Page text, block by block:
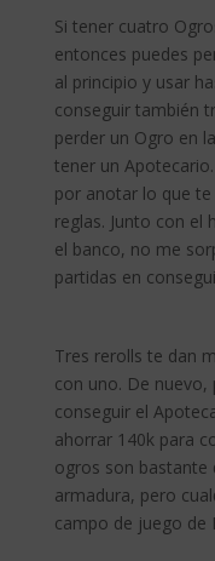
Si tener cuatro
entonces puedes
al principio y usar
conseguir también
perder un Ogro en
tener un
por anotar lo que
reglas. Junto con el
el banco, no me
partidas en
Tres rerolls te dan
con uno. De nuevo,
conseguir el
ahorrar 140k para
ogros son bastante
armadura, pero
campo de juego de